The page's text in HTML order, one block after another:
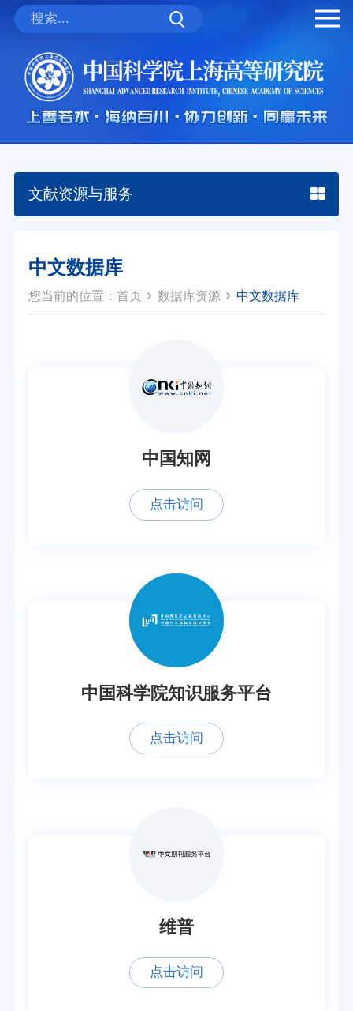
文献资源与服务
中文数据库
您当前的位置： 首页 数据库资源 中文数据库
中国知网
点击访问
中国科学院知识服务平台
点击访问
维普
点击访问